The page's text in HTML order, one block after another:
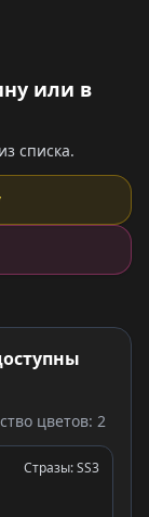
или в
списка.
цветов: 2
Стразы: SS3